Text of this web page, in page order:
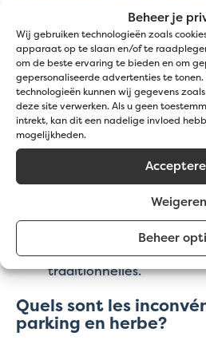
Beheer je
Wij gebruiken technologieën zoals
apparaat op te slaan en/of te
om de beste ervaring te bieden en om
gepersonaliseerde advertenties te
technologieën kunnen wij gegevens
deze site verwerken. Als u geen
intrekt, kan dit een nadelige invloed
mogelijkheden.
Weigeren
Beheer
Pourquoi choisir un
Durabilité: réduit les
drainage et à la filtration
Esthétique: donne un
de l’année, contribuant
: idéal pour
entreprises qui
solutions de
: facile à
rapport aux aires de
traditionnelles.
Quels sont les
parking en herbe?